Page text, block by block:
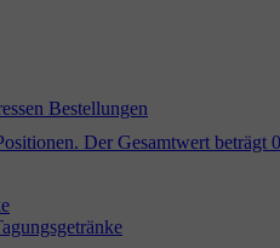
Bestellungen
Der Gesamtwert beträgt